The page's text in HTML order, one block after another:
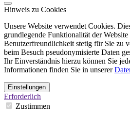
Hinweis zu Cookies
Unsere Website verwendet Cookies.
grundlegende Funktionalität der
Benutzerfreundlichkeit stetig für Sie zu
beim Besuch pseudonymisierte Daten
Ihr Einverständnis hierzu können Sie
Informationen finden Sie in unserer
Einstellungen
Erforderlich
Zustimmen